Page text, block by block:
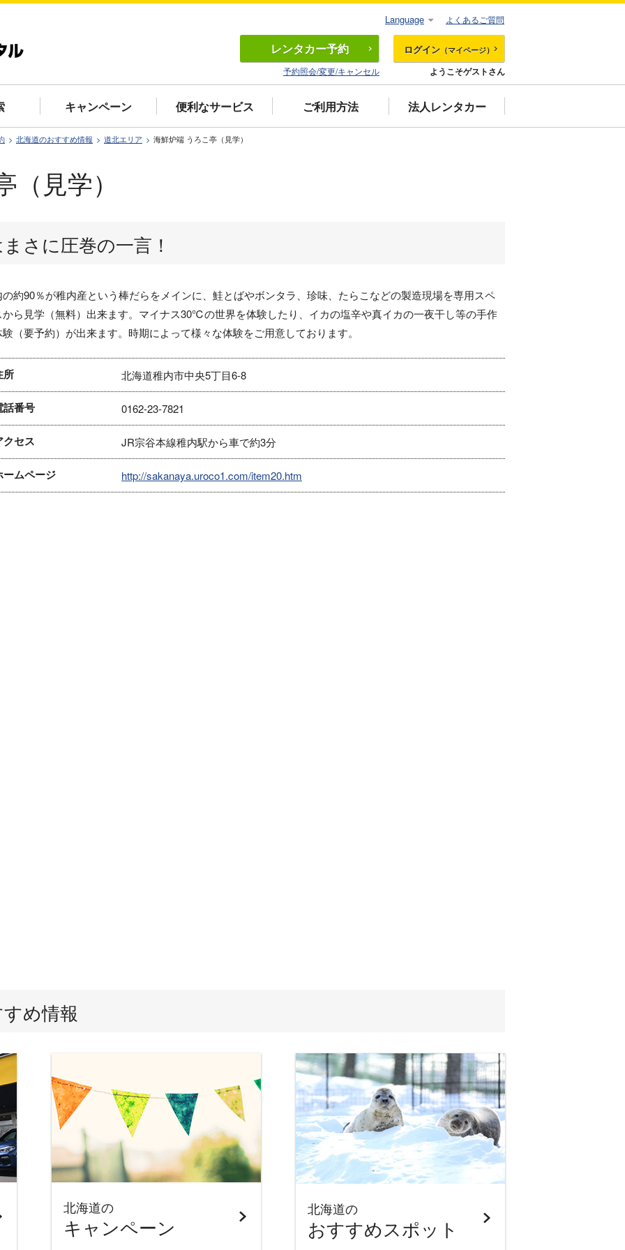
レンタカー予約
予約照会/変更/キャンセル
ログイン （マイページ）
ようこそゲストさん
キャンペーン 便利なサービス ご利用方法 法人レンタカー
よくあるご質問
Language
北海道のおすすめ情報 道北エリア 海鮮炉端 うろこ亭（見学）
見学）
さに圧巻の一言！
の約90％が稚内産という棒だらをメインに、鮭とばやボンタラ、珍味、たらこなどの製造現場を専用スペ
から見学（無料）出来ます。マイナス30℃の世界を体験したり、イカの塩辛や真イカの一夜干し等の手作
（要予約）が出来ます。時期によって様々な体験をご用意しております。
所 北海道稚内市中央5丁目6-8
話番号 0162-23-7821
クセス JR宗谷本線稚内駅から車で約3分
ームページ http://sakanaya.uroco1.com/item20.htm
め情報
北海道の
キャンペーン
北海道の
おすすめスポット